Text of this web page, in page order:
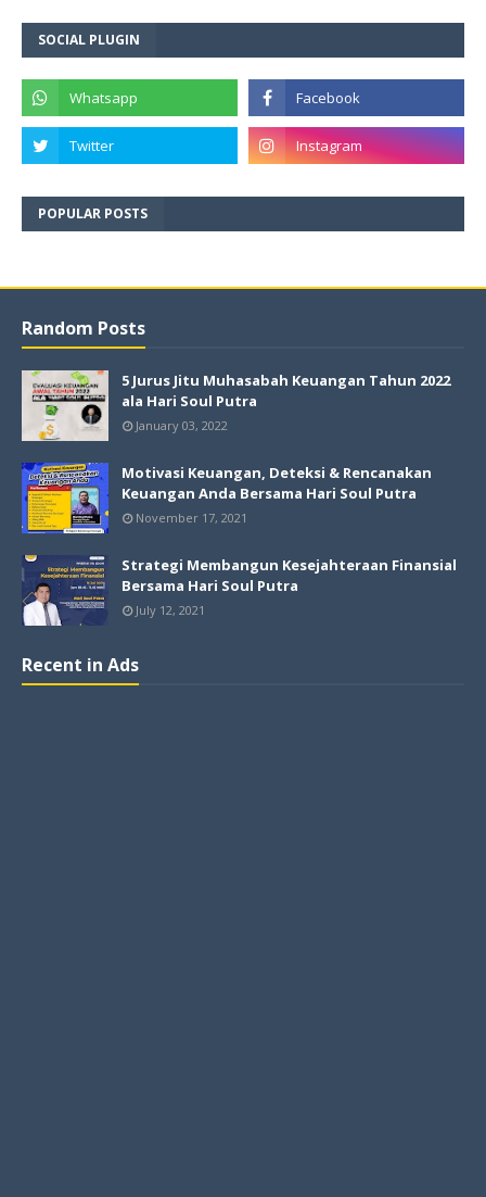
SOCIAL PLUGIN
POPULAR POSTS
Random Posts
5 Jurus Jitu Muhasabah Keuangan Tahun 2022
ala Hari Soul Putra
January 03, 2022
Motivasi Keuangan, Deteksi & Rencanakan
Keuangan Anda Bersama Hari Soul Putra
November 17, 2021
Strategi Membangun Kesejahteraan Finansial
Bersama Hari Soul Putra
July 12, 2021
Recent in Ads